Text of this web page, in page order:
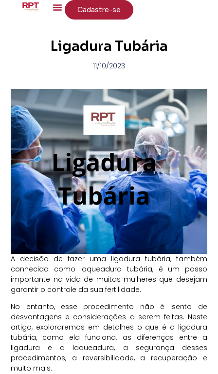
Cadastre-se
Ligadura Tubária
11/10/2023
A decisão de fazer uma ligadura tubária, também
conhecida como laqueadura tubária, é um passo
importante na vida de muitas mulheres que desejam
garantir o controle da sua fertilidade.
No entanto, esse procedimento não é isento de
desvantagens e considerações a serem feitas. Neste
artigo, exploraremos em detalhes o que é a ligadura
tubária, como ela funciona, as diferenças entre a
ligadura e a laqueadura, a segurança desses
procedimentos, a reversibilidade, a recuperação e
muito mais.